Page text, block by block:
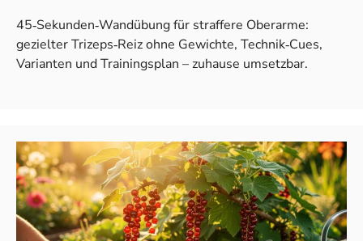
45‑Sekunden‑Wandübung für straffere Oberarme:
gezielter Trizeps‑Reiz ohne Gewichte, Technik‑Cues,
Varianten und Trainingsplan – zuhause umsetzbar.